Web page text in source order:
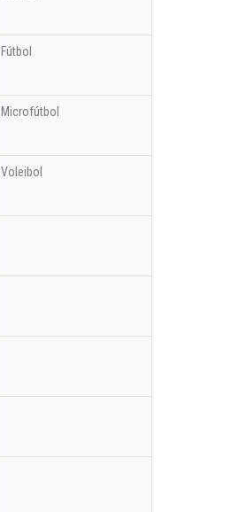
Fútbol
Microfútbol
Voleibol